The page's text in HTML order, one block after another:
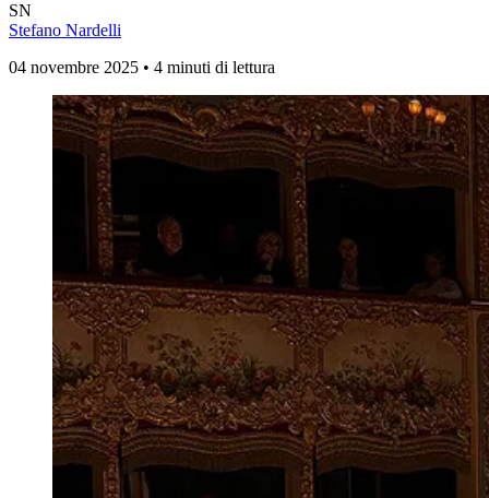
SN
Stefano Nardelli
04 novembre 2025 • 4 minuti di lettura